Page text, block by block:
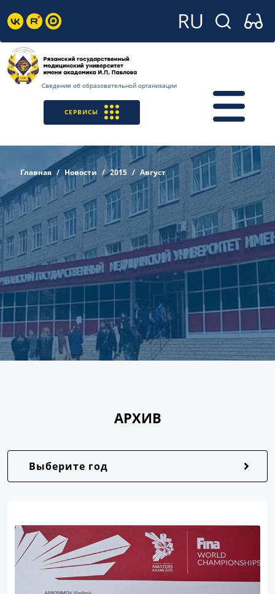
Сведения об образовательной организации
СЕРВИСЫ
Главная Новости 2015 Август
АРХИВ
Выберите год